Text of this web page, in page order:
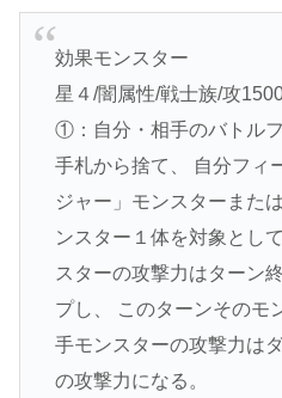
効果モンスター
星４/闇属性/戦士族/攻
①：自分・相手のバトル
手札から捨て、 自分フィ
ジャー」モンスターまた
ンスター１体を対象とし
スターの攻撃力はターン
プし、 このターンそのモ
手モンスターの攻撃力は
の攻撃力になる。